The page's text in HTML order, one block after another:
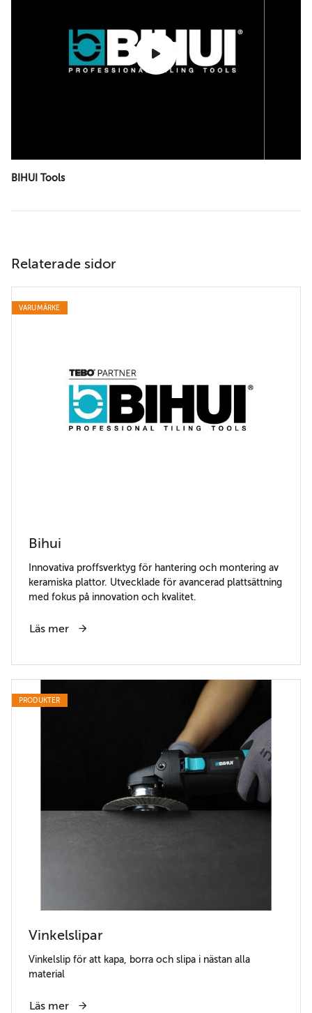
BIHUI Tools
Relaterade sidor
VARUMÄRKE
Bihui
Innovativa proffsverktyg för hantering och montering av
keramiska plattor. Utvecklade för avancerad plattsättning
med fokus på innovation och kvalitet.
Läs mer
PRODUKTER
Vinkelslipar
Vinkelslip för att kapa, borra och slipa i nästan alla
material
Läs mer